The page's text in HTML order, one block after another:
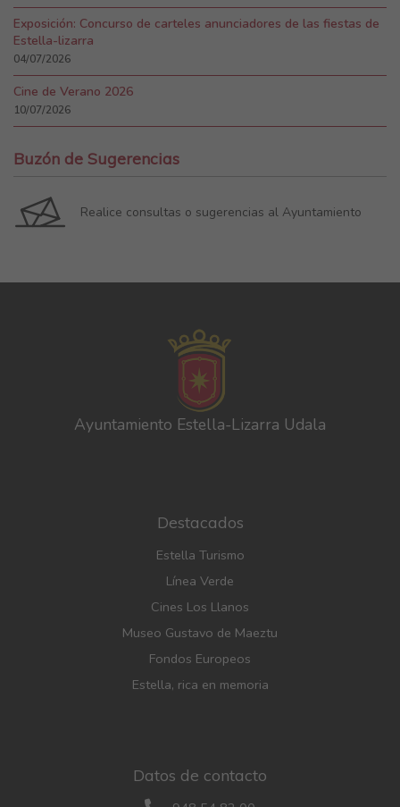
Exposición: Concurso de carteles anunciadores de las fiestas de
Estella-lizarra
04/07/2026
Cine de Verano 2026
10/07/2026
Buzón de Sugerencias
Realice consultas o sugerencias al Ayuntamiento
Ayuntamiento Estella-Lizarra Udala
Destacados
Estella Turismo
Línea Verde
Cines Los Llanos
Museo Gustavo de Maeztu
Fondos Europeos
Estella, rica en memoria
Datos de contacto